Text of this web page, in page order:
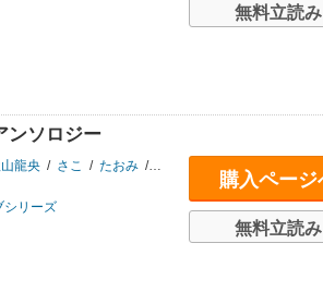
無料立読み
ンソロジー
龍央 / さこ / たおみ / 奈織 カナミ /
シリーズ
購入ページ
無料立読み